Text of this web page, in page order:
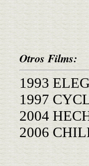
Otros Films:
1993
1997
2004
2006